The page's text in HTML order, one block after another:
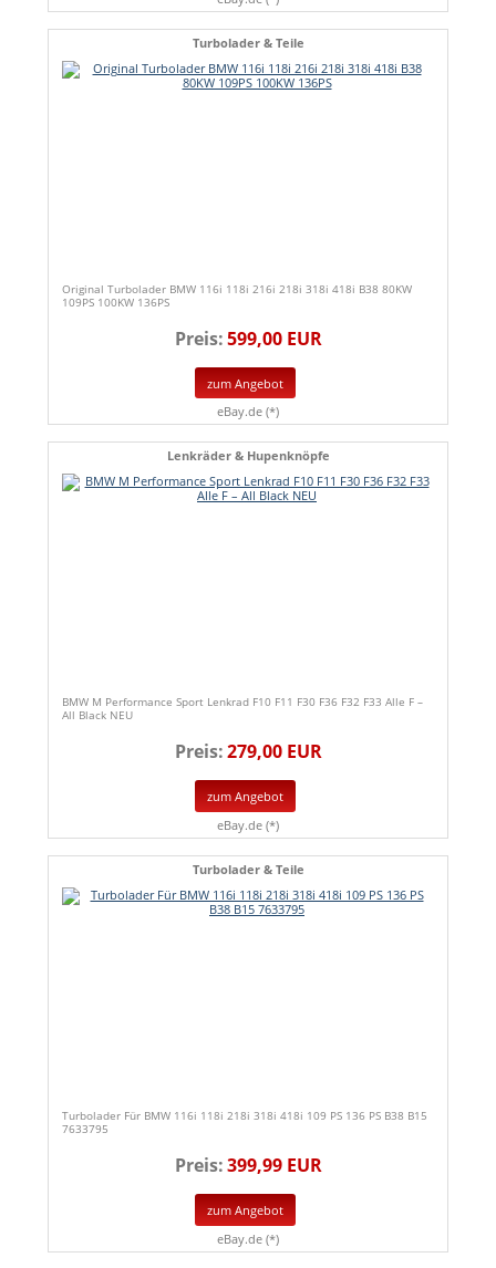
Turbolader & Teile
Original Turbolader BMW 116i 118i 216i 218i 318i 418i B38 80KW
109PS 100KW 136PS
Preis:599,00 EUR
zum Angebot
eBay.de (*)
Lenkräder & Hupenknöpfe
BMW M Performance Sport Lenkrad F10 F11 F30 F36 F32 F33 Alle F –
All Black NEU
Preis:279,00 EUR
zum Angebot
eBay.de (*)
Turbolader & Teile
Turbolader Für BMW 116i 118i 218i 318i 418i 109 PS 136 PS B38 B15
7633795
Preis:399,99 EUR
zum Angebot
eBay.de (*)